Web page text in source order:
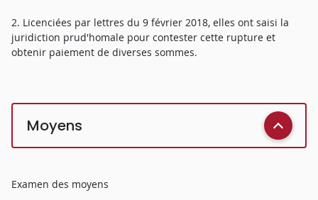
2. Licenciées par lettres du 9 février 2018, elles ont saisi la
juridiction prud'homale pour contester cette rupture et
obtenir paiement de diverses sommes.
Moyens
Examen des moyens